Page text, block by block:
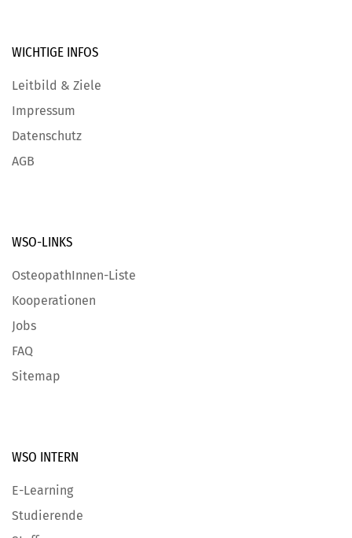
WICHTIGE INFOS
Leitbild & Ziele
Impressum
Datenschutz
AGB
WSO-LINKS
OsteopathInnen-Liste
Kooperationen
Jobs
FAQ
Sitemap
WSO INTERN
E-Learning
Studierende